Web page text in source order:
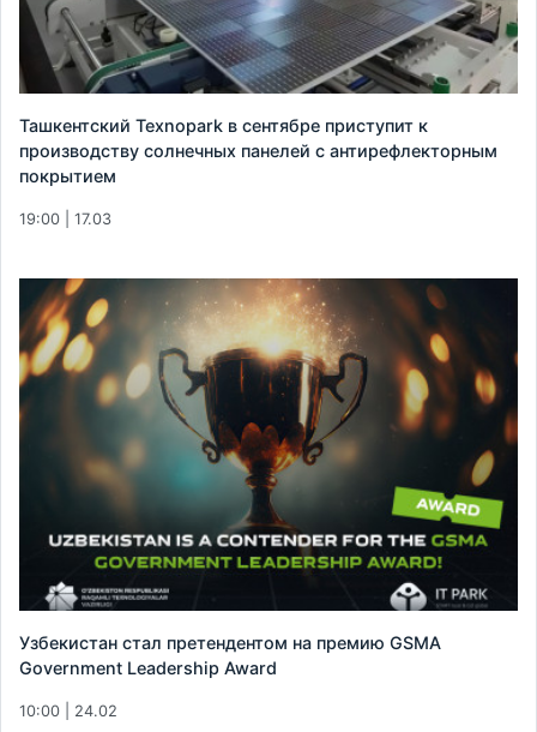
Ташкентский Texnopark в сентябре приступит к
производству солнечных панелей с антирефлекторным
покрытием
19:00 | 17.03
Узбекистан стал претендентом на премию GSMA
Government Leadership Award
10:00 | 24.02